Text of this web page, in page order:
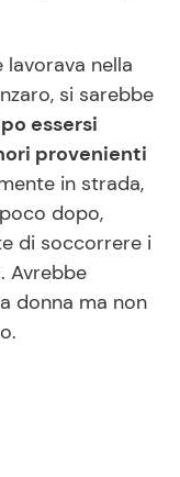
nella
si sarebbe
essersi
provenienti
in strada,
dopo,
di soccorrere i
Avrebbe
donna ma non